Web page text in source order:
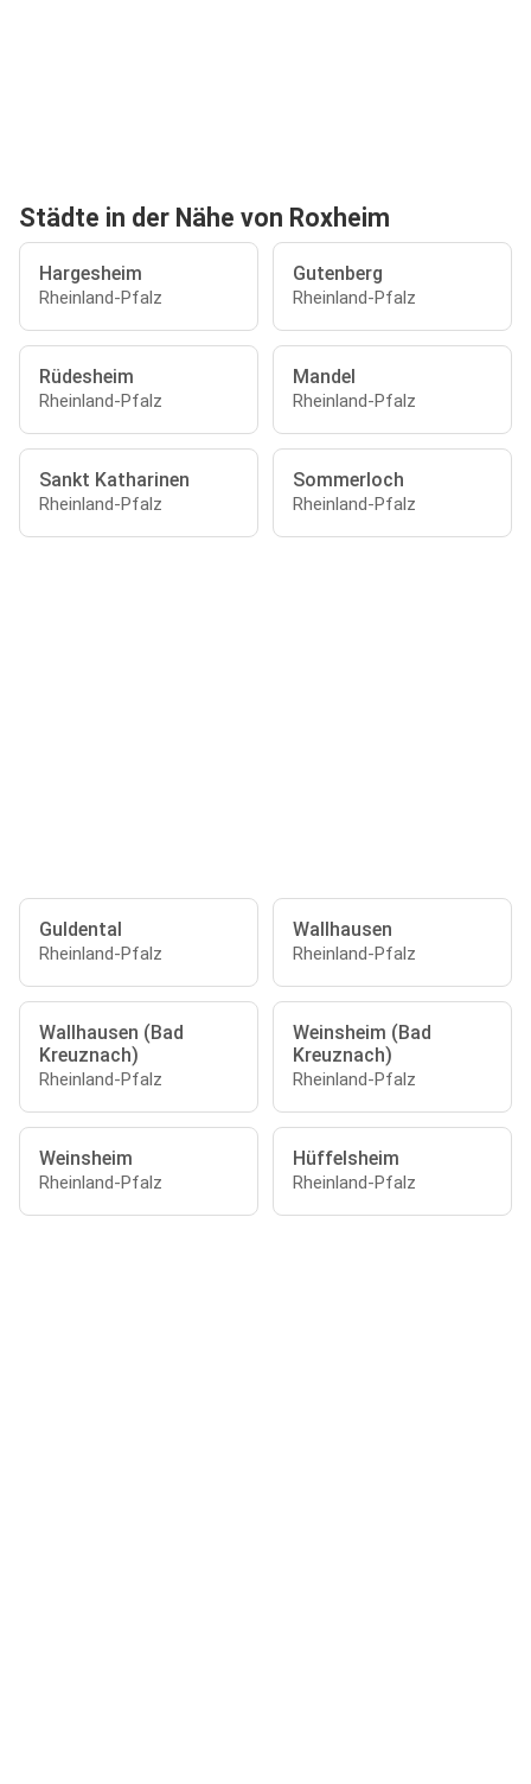
Städte in der Nähe von Roxheim
Hargesheim
Rheinland-Pfalz
Gutenberg
Rheinland-Pfalz
Rüdesheim
Rheinland-Pfalz
Mandel
Rheinland-Pfalz
Sankt Katharinen
Rheinland-Pfalz
Sommerloch
Rheinland-Pfalz
Guldental
Rheinland-Pfalz
Wallhausen
Rheinland-Pfalz
Wallhausen (Bad
Kreuznach)
Rheinland-Pfalz
Weinsheim (Bad
Kreuznach)
Rheinland-Pfalz
Weinsheim
Rheinland-Pfalz
Hüffelsheim
Rheinland-Pfalz